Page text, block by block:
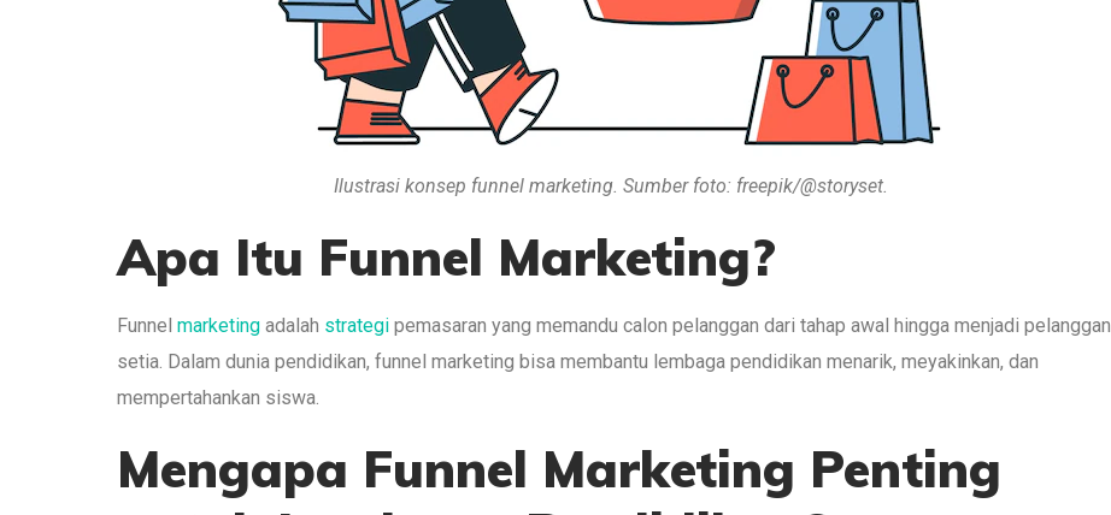
Ilustrasi konsep funnel marketing. Sumber foto: freepik/@storyset.
Apa Itu Funnel Marketing?
Funnel marketing adalah strategi pemasaran yang memandu calon pelanggan dari tahap awal hingga menjadi pelanggan
setia. Dalam dunia pendidikan, funnel marketing bisa membantu lembaga pendidikan menarik, meyakinkan, dan
mempertahankan siswa.
Mengapa Funnel Marketing Penting